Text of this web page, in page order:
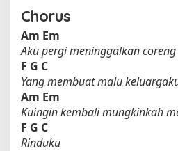
Chorus
Am Em
Aku pergi meninggalkan
F G C
Yang membuat malu
Am Em
Kuingin kembali mungkinkah
F G C
Rinduku